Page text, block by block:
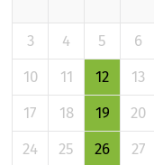
3
4 5 6
10
11 12 13
17
18 19 20
24
25 26 27